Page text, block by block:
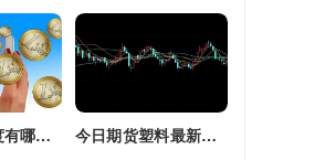
期货对冲制度有哪些(期货对冲制度有哪些类型) 今日期货塑料最新价格(今日期货塑料最新价格行情)